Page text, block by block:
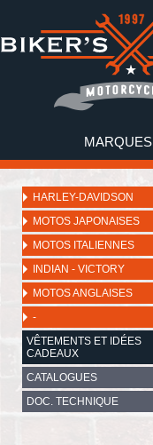
HARLEY-DAVIDSON
MOTOS JAPONAISES
MOTOS ITALIENNES
INDIAN - VICTORY
MOTOS ANGLAISES
-
VÊTEMENTS ET IDÉES
CADEAUX
CATALOGUES
DOC. TECHNIQUE